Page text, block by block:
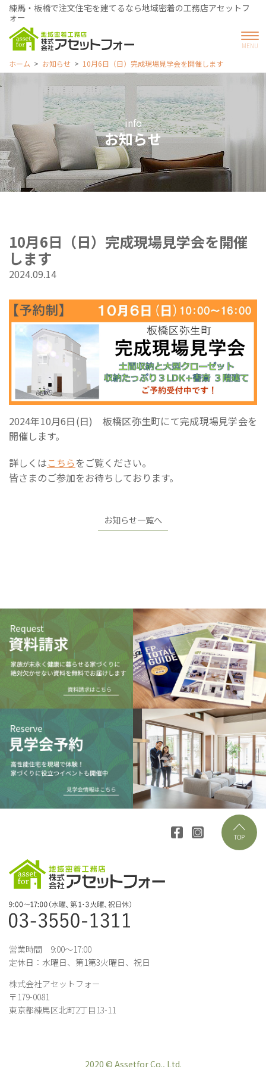
練馬・板橋で注文住宅を建てるなら地域密着の工務店アセットフ
ォー
ホーム お知らせ 10月6日（日）完成現場見学会を開催します
info
お知らせ
10月6日（日）完成現場見学会を開催
します
2024.09.14
2024年10月6日(日) 板橋区弥生町にて完成現場見学会を
開催します。
詳しくはこちらをご覧ください。
皆さまのご参加をお待ちしております。
お知らせ一覧へ
営業時間 9:00～17:00
定休日：水曜日、第1第3火曜日、祝日
株式会社アセットフォー
〒179-0081
東京都練馬区北町2丁目13-11
2020 © Assetfor Co., Ltd.